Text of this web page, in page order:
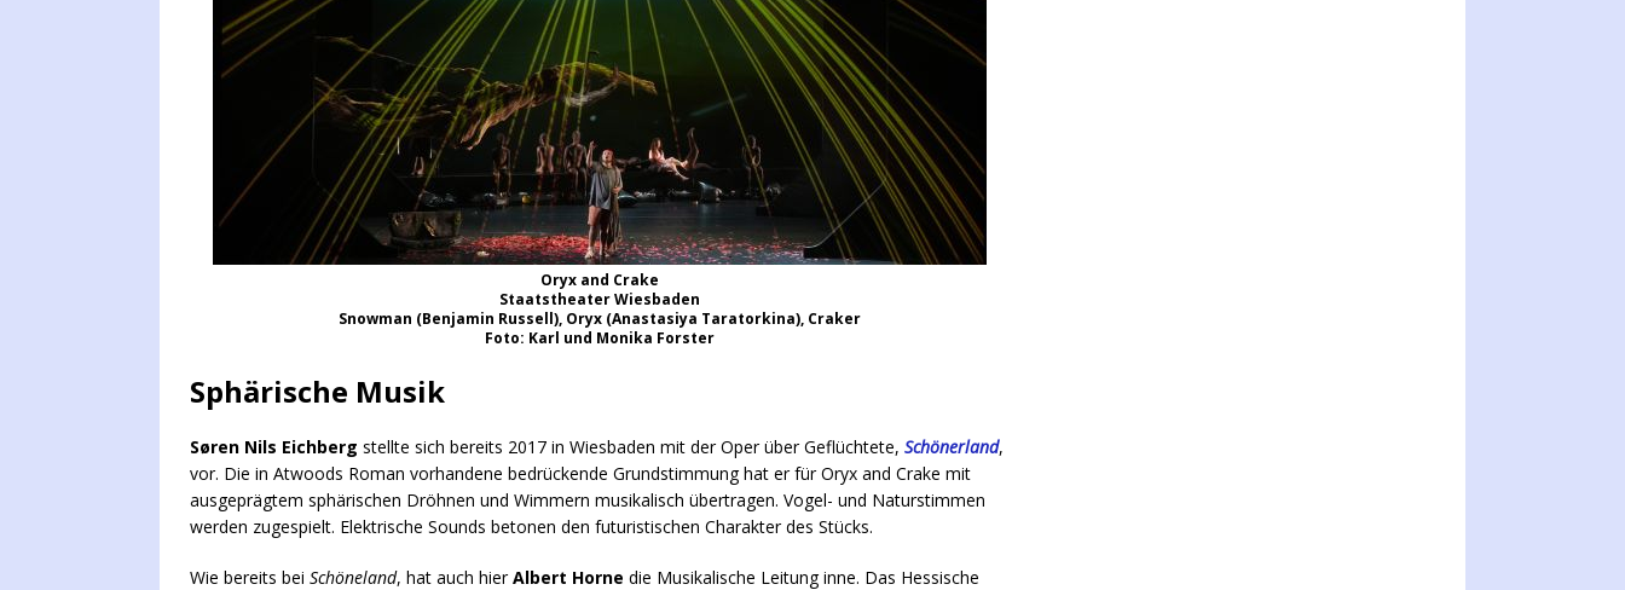
Oryx and Crake
Staatstheater Wiesbaden
Snowman (Benjamin Russell), Oryx (Anastasiya Taratorkina), Craker
Foto: Karl und Monika Forster
Sphärische Musik
Søren Nils Eichberg stellte sich bereits 2017 in Wiesbaden mit der Oper über Geflüchtete, Schönerland,
vor. Die in Atwoods Roman vorhandene bedrückende Grundstimmung hat er für Oryx and Crake mit
ausgeprägtem sphärischen Dröhnen und Wimmern musikalisch übertragen. Vogel- und Naturstimmen
werden zugespielt. Elektrische Sounds betonen den futuristischen Charakter des Stücks.
Wie bereits bei Schöneland, hat auch hierAlbert Horne die Musikalische Leitung inne. Das Hessische